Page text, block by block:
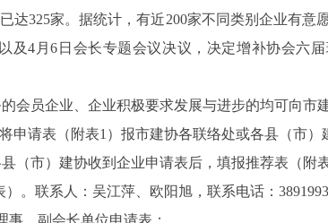
达325家。据统计，有近200家不同类别企业有意
及4月6日会长专题会议决议，决定增补协会六
会员企业、企业积极要求发展与进步的均可向市
申请表（附表1）报市建协各联络处或各县（市）
（市）建协收到企业申请表后，填报推荐表（附
。联系人：吴江萍、欧阳旭，联系电话：3891993